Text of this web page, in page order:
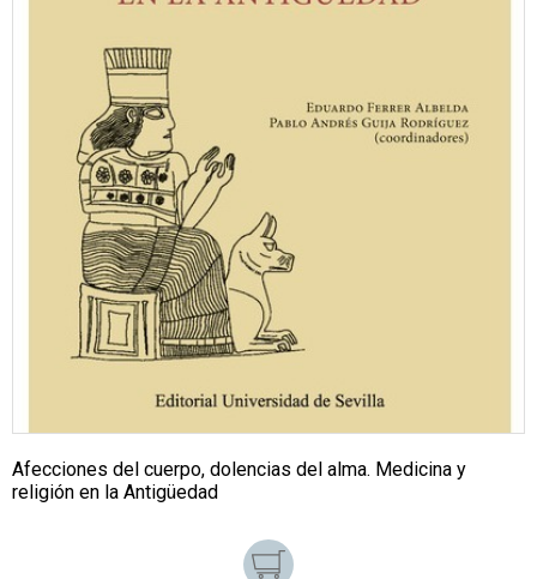
Afecciones del cuerpo, dolencias del alma. Medicina y
religión en la Antigüedad